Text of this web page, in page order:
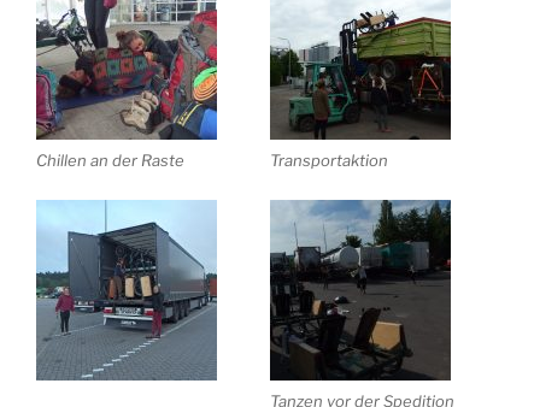
Chillen an der Raste Transportaktion
Tanzen vor der Spedition